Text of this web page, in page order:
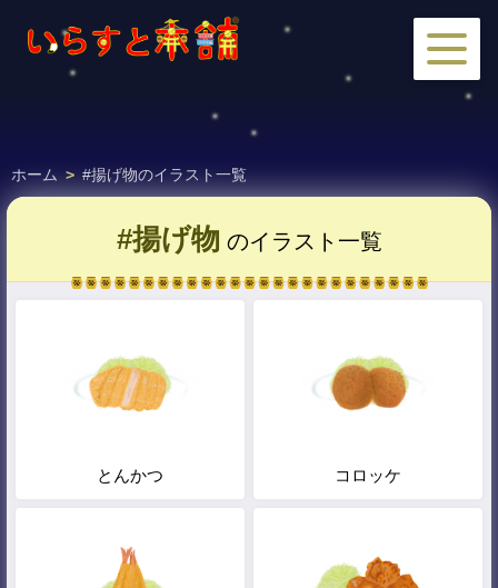
ホーム > #揚げ物のイラスト一覧
#揚げ物 のイラスト一覧
とんかつ コロッケ